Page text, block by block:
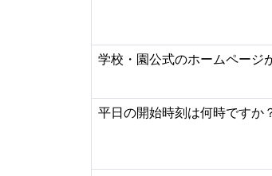
学校・園公式のホームページ
平日の開始時刻は何時ですか